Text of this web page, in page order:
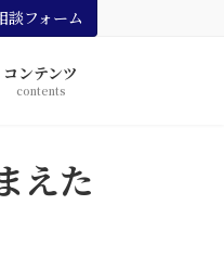
談フォーム
コンテンツ
contents
えた